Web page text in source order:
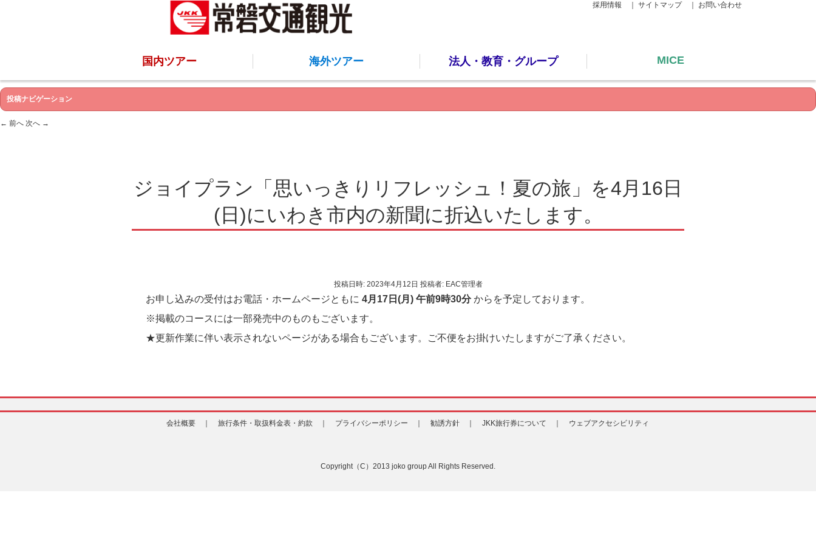
採用情報 ｜ サイトマップ ｜ お問い合わせ
国内ツアー 海外ツアー 法人・教育・グループ MICE
投稿ナビゲーション
← 前へ 次へ →
ジョイプラン「思いっきりリフレッシュ！夏の旅」を4月16日
(日)にいわき市内の新聞に折込いたします。
投稿日時: 2023年4月12日 投稿者: EAC管理者
お申し込みの受付はお電話・ホームページともに 4月17日(月) 午前9時30分からを予定しております。
※掲載のコースには一部発売中のものもございます。
★更新作業に伴い表示されないページがある場合もございます。ご不便をお掛けいたしますがご了承ください。
会社概要 ｜ 旅行条件・取扱料金表・約款 ｜ プライバシーポリシー ｜ 勧誘方針 ｜ JKK旅行券について ｜ ウェブアクセシビリティ
Copyright（C）2013 joko group All Rights Reserved.